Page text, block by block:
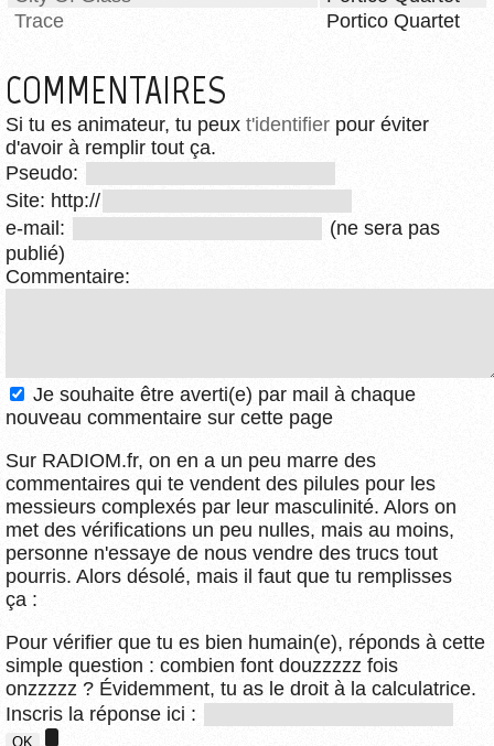
Trace
Portico Quartet
COMMENTAIRES
Si tu es animateur, tu peux t'identifier pour éviter
d'avoir à remplir tout ça.
Pseudo:
Site: http://
e-mail:
(ne sera pas
publié)
Commentaire:
Je souhaite être averti(e) par mail à chaque
nouveau commentaire sur cette page
Sur RADIOM.fr, on en a un peu marre des
commentaires qui te vendent des pilules pour les
messieurs complexés par leur masculinité. Alors on
met des vérifications un peu nulles, mais au moins,
personne n'essaye de nous vendre des trucs tout
pourris. Alors désolé, mais il faut que tu remplisses
ça :
Pour vérifier que tu es bien humain(e), réponds à cette
simple question : combien font douzzzzz fois
onzzzzz ? Évidemment, tu as le droit à la calculatrice.
Inscris la réponse ici :